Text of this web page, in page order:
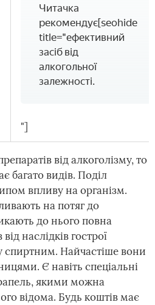
Читачка
рекомендує[seohide
title="ефективний
засіб від
алкогольної
залежності.
"]
від алкоголізму, то
багато видів. Поділ
впливу на організм.
на потяг до
до нього повна
наслідків гострої
спиртним. Найчастіше вони
Є навіть спеціальні
якими можна
відома. Будь коштів має